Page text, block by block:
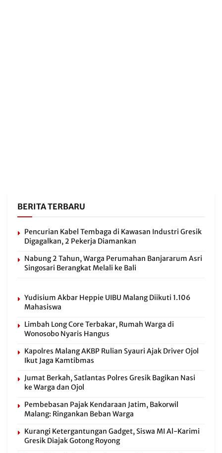
BERITA TERBARU
Pencurian Kabel Tembaga di Kawasan Industri Gresik
Digagalkan, 2 Pekerja Diamankan
Nabung 2 Tahun, Warga Perumahan Banjararum Asri
Singosari Berangkat Melali ke Bali
Yudisium Akbar Heppie UIBU Malang Diikuti 1.106
Mahasiswa
Limbah Long Core Terbakar, Rumah Warga di
Wonosobo Nyaris Hangus
Kapolres Malang AKBP Rulian Syauri Ajak Driver Ojol
Ikut Jaga Kamtibmas
Jumat Berkah, Satlantas Polres Gresik Bagikan Nasi
ke Warga dan Ojol
Pembebasan Pajak Kendaraan Jatim, Bakorwil
Malang: Ringankan Beban Warga
Kurangi Ketergantungan Gadget, Siswa MI Al-Karimi
Gresik Diajak Gotong Royong